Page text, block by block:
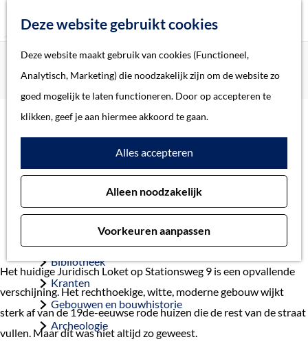
Deze website gebruikt cookies
Deze website maakt gebruik van cookies (Functioneel,
Analytisch, Marketing) die noodzakelijk zijn om de website zo
goed mogelijk te laten functioneren. Door op accepteren te
klikken, geef je aan hiermee akkoord te gaan.
Alles accepteren
Alleen noodzakelijk
Voorkeuren aanpassen
e
p
a
g
k
e
Home
Verhalen
Thema
Soort object
Collecties
Beeld en geluid
Bibliotheek
Kranten
Gebouwen en bouwhistorie
Archeologie
Home
Verhalen
De laatste foto’s Stationsweg 9, 11 en 13
De laatste foto’s
Stationsweg 9, 11 en
13
Het huidige Juridisch Loket op Stationsweg 9 is een opvallende
verschijning. Het rechthoekige, witte, moderne gebouw wijkt
sterk af van de 19de-eeuwse rode huizen die de rest van de straat
vullen. Maar dit was niet altijd zo geweest.